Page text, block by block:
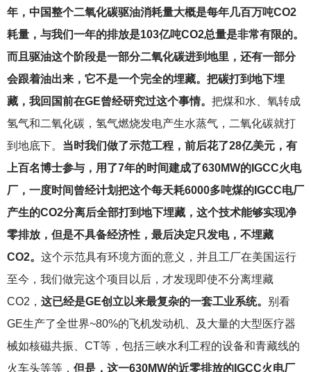
年，中国整个二氧化碳驱油消耗量大概是每年几百万吨CO2
耗量，与我们一年的排放是103亿吨CO2总量是非常有限的。
而且驱油这个阶段是一部分二氧化碳进到地里，还有一部分
会跟着油出来，它不是一个完全的埋藏。把碳打到地下埋
藏，我回国前在GE曾经研究过这个事情。 把煤和水、氧转成
氢气和二氧化碳，氢气燃烧发电产生水蒸气，二氧化碳就打
到地底下。 当时我们做了示范工程，前后花了28亿美元，有
上百名博士参与，用了7年的时间建成了630MW的IGCC火电
厂，一度时间曾经计划把这个每天耗6000多吨煤的IGCC电厂
产生的CO2分离后全部打到地下埋藏，这个技术能够实现净
零排放，但是不具备经济性，最后决定只发电，不埋藏
CO2。 这个示范具有环境方面的意义，并且工厂在美国运行
至今，我们做完这个项目以后，才发现即使不分离埋藏
CO2， 这已经是GE创立以来最复杂的一套工业系统。 别看
GE生产了全世界~80%的飞机发动机、及大量的大型医疗器
械如核磁共振、CT等，包括三峡水利工程的设备和青藏线的
火车头等等， 但是，这一630MW的近零排放的IGCC火电厂